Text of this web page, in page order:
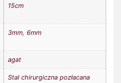
15cm
3mm, 6mm
agat
Stal chirurgiczna pozłacana